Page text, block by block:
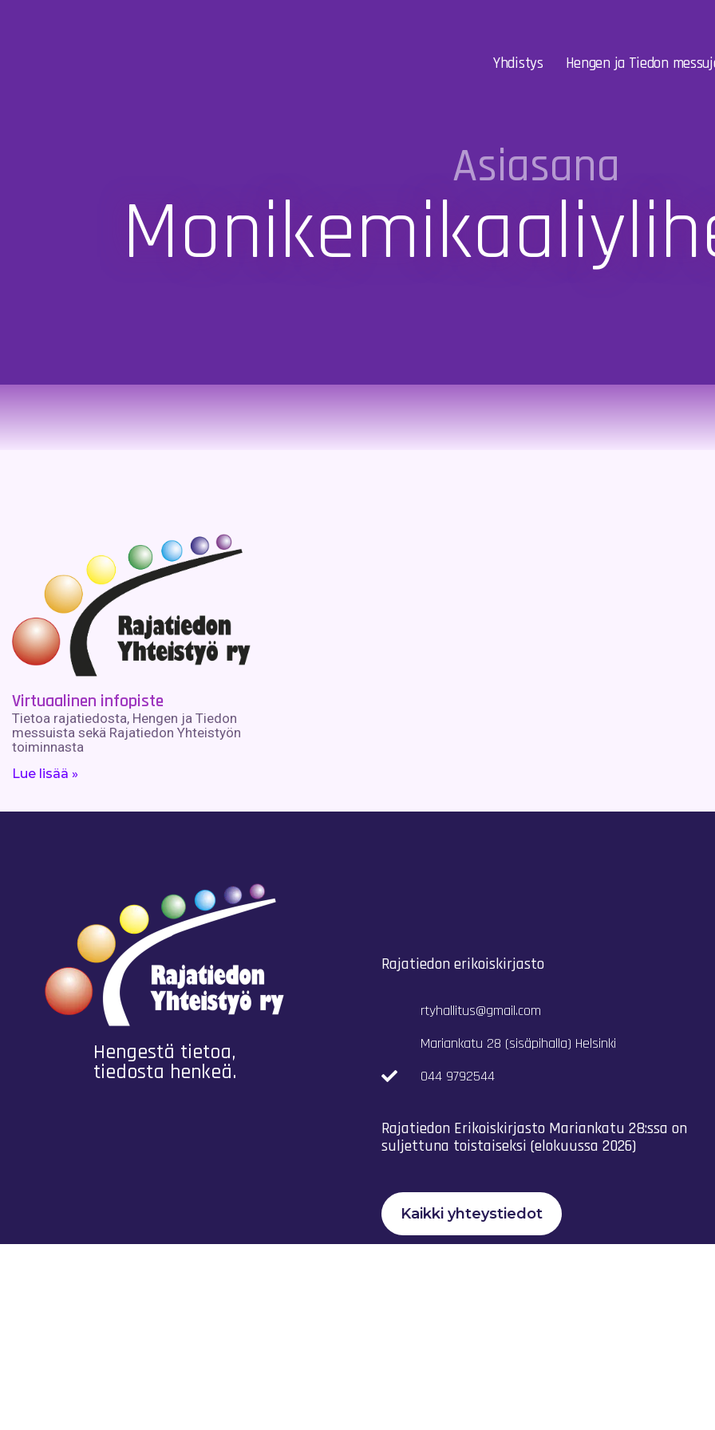
Yhdistys Hengen ja Tiedon
Asiasana
Virtuaalinen infopiste
Tietoa rajatiedosta, Hengen ja Tiedon
messuista sekä Rajatiedon Yhteistyön
toiminnasta
Lue lisää »
Hengestä tietoa,
tiedosta henkeä.
Rajatiedon erikoiskirjasto
rtyhallitus@gmail.com
Mariankatu 28 (sisäpihalla) Helsinki
044 9792544
Rajatiedon Erikoiskirjasto Mariankatu 28:ssa on
suljettuna toistaiseksi (elokuussa 2026)
Kaikki yhteystiedot